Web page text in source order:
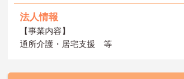
法人情報
【事業内容】
通所介護・居宅支援 等